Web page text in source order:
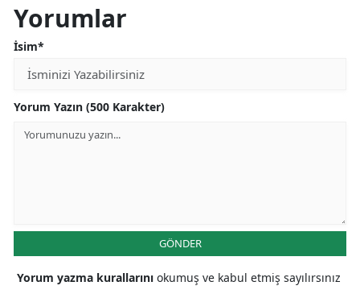
Yorumlar
İsim*
Yorum Yazın (500 Karakter)
GÖNDER
Yorum yazma kurallarını okumuş ve kabul etmiş sayılırsınız